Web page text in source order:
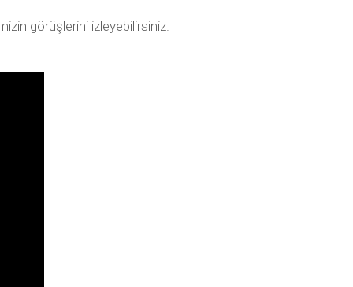
görüşlerini izleyebilirsiniz.